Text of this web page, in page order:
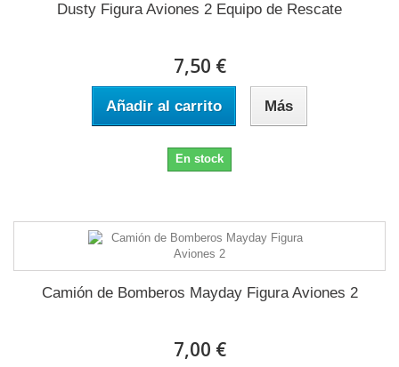
Dusty Figura Aviones 2 Equipo de Rescate
7,50 €
Añadir al carrito Más
En stock
Camión de Bomberos Mayday Figura Aviones 2
7,00 €